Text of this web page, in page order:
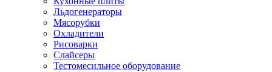
Льдогенераторы
Мясорубки
Охладители
Рисоварки
Слайсеры
Тестомесильное оборудование